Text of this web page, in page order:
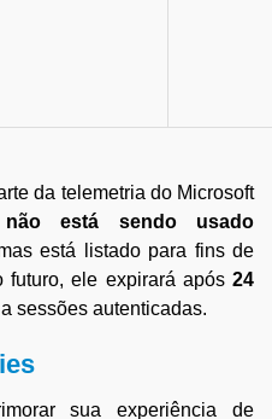
da telemetria do Microsoft
não está sendo usado
está listado para fins de
futuro, ele expirará após 24
sessões autenticadas.
sua experiência de